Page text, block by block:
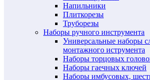
Напильники
Плиткорезы
Труборезы
Наборы ручного инструмента
Универсальные наборы
монтажного иструмента
Наборы торцовых
Наборы гаечных ключей
Наборы имбусовых,